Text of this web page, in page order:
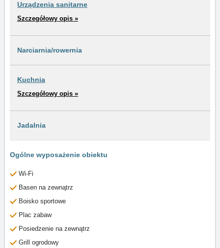
Urządzenia sanitarne
Szczegółowy opis »
Narciarnia/rowernia
Kuchnia
Szczegółowy opis »
Jadalnia
Ogólne wyposażenie obiektu
Wi-Fi
Basen na zewnątrz
Boisko sportowe
Plac zabaw
Posiedzenie na zewnątrz
Grill ogrodowy